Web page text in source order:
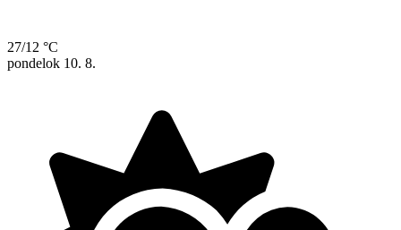
27/12 °C
pondelok 10. 8.